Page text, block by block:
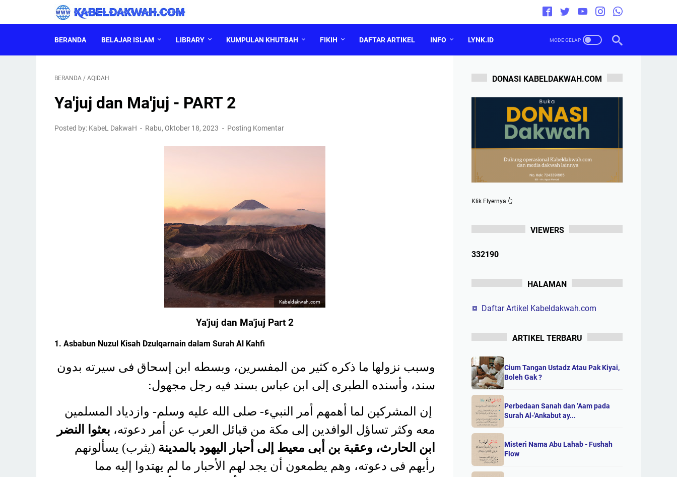
BERANDA BELAJAR ISLAM LIBRARY KUMPULAN KHUTBAH FIKIH DAFTAR ARTIKEL INFO LYNK.ID
BERANDA / AQIDAH
Ya'juj dan Ma'juj - PART 2
Posted by: KabeL DakwaH Rabu, Oktober 18, 2023 Posting Komentar
Kabeldakwah.com
Ya'juj dan Ma'juj Part 2
1. Asbabun Nuzul Kisah Dzulqarnain dalam Surah Al Kahfi
وسبب نزولها ما ذكره كثير من المفسرين، وبسطه ابن إسحاق فى سيرته بدون
سند، وأسنده الطبرى إلى ابن عباس بسند فيه رجل مجهول:
إن المشركين لما أهمهم أمر النبيء- صلى الله عليه وسلم- وازدياد المسلمين
معه وكثر تساؤل الوافدين إلى مكة من قبائل العرب عن أمر دعوته، بعثوا النضر
ابن الحارث، وعقبة بن أبى معيط إلى أحبار اليهود بالمدينة (يثرب) يسألونهم
رأيهم فى دعوته، وهم يطمعون أن يجد لهم الأحبار ما لم يهتدوا إليه مما
DONASI KABELDAKWAH.COM
Klik Flyernya 👆
VIEWERS
332190
HALAMAN
Daftar Artikel Kabeldakwah.com
ARTIKEL TERBARU
Cium Tangan Ustadz Atau Pak Kiyai,
Boleh Gak ?
Perbedaan Sanah dan ’Aam pada
Surah Al-'Ankabut ay...
Misteri Nama Abu Lahab - Fushah
Flow